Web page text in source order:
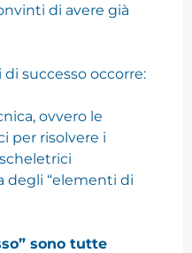
di avere già
successo occorre:
ovvero le
per risolvere i
degli “elementi di
sono tutte